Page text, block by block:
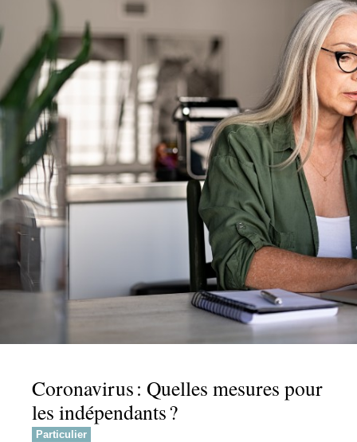
Coronavirus : Quelles mesures pour
les indépendants ?
Particulier